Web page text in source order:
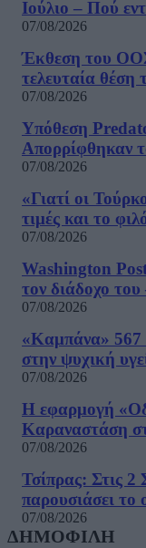
Ιούλιο – Πού
07/08/2026
Έκθεση του
τελευταία θέση
07/08/2026
Υπόθεση
Απορρίφθηκαν
07/08/2026
«Γιατί οι
τιμές και το
07/08/2026
Washington
τον διάδοχο του
07/08/2026
«Καμπάνα» 567
στην ψυχική
07/08/2026
Η εφαρμογή
Καραναστάση
07/08/2026
Τσίπρας: Στις 2
παρουσιάσει
07/08/2026
ΔΗΜΟΦΙΛΗ